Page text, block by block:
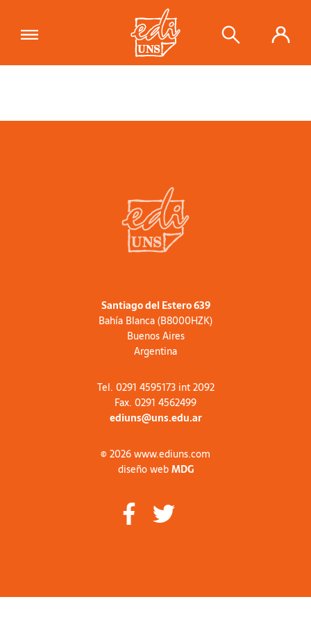
Santiago del Estero 639
Bahía Blanca (B8000HZK)
Buenos Aires
Argentina
Tel. 0291 4595173 int 2092
Fax. 0291 4562499
ediuns@uns.edu.ar
© 2026 www.ediuns.com
diseño webMDG